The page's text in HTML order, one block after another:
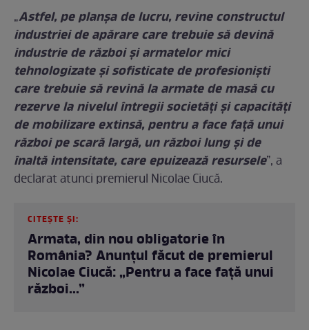
„Astfel, pe planşa de lucru, revine constructul
industriei de apărare care trebuie să devină
industrie de război şi armatelor mici
tehnologizate şi sofisticate de profesionişti
care trebuie să revină la armate de masă cu
rezerve la nivelul întregii societăţi şi capacităţi
de mobilizare extinsă, pentru a face faţă unui
război pe scară largă, un război lung şi de
înaltă intensitate, care epuizează resursele”, a
declarat atunci premierul Nicolae Ciucă.
CITEȘTE ȘI:
Armata, din nou obligatorie în
România? Anunțul făcut de premierul
Nicolae Ciucă: „Pentru a face faţă unui
război...”